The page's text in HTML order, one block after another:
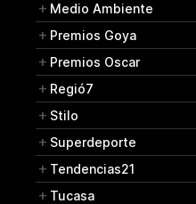
Medio Ambiente
Premios Goya
Premios Oscar
Regió7
Stilo
Superdeporte
Tendencias21
Tucasa